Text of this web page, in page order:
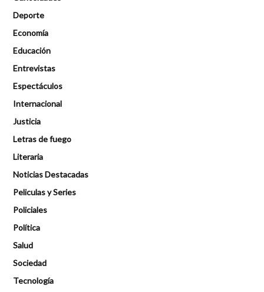
Deporte
Economía
Educación
Entrevistas
Espectáculos
Internacional
Justicia
Letras de fuego
Literaria
Noticias Destacadas
Peliculas y Series
Policiales
Política
Salud
Sociedad
Tecnología